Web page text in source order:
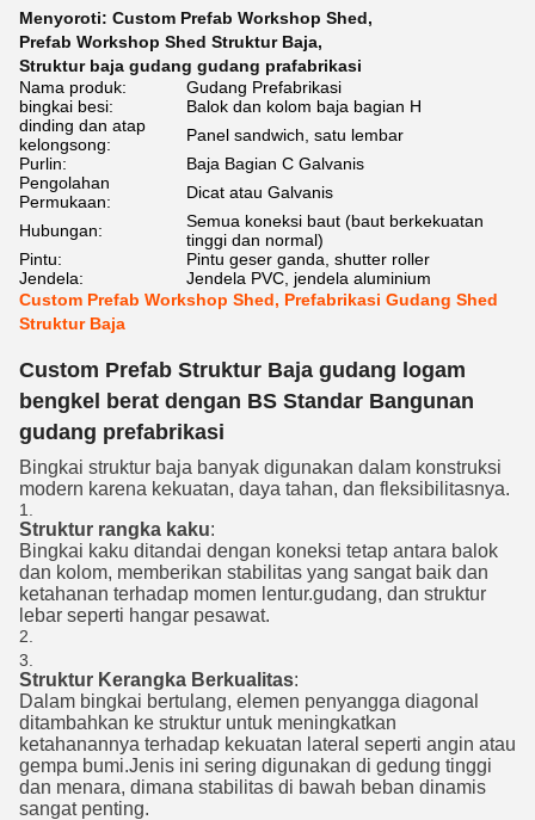
Menyoroti: Custom Prefab Workshop Shed,
Prefab Workshop Shed Struktur Baja,
Struktur baja gudang gudang prafabrikasi
Nama produk:
Gudang Prefabrikasi
bingkai besi:
Balok dan kolom baja bagian H
dinding dan atap
kelongsong:
Panel sandwich, satu lembar
Purlin:
Baja Bagian C Galvanis
Pengolahan
Permukaan:
Dicat atau Galvanis
Hubungan:
Semua koneksi baut (baut berkekuatan
tinggi dan normal)
Pintu:
Pintu geser ganda, shutter roller
Jendela:
Jendela PVC, jendela aluminium
Custom Prefab Workshop Shed, Prefabrikasi Gudang Shed
Struktur Baja
Custom Prefab Struktur Baja gudang logam
bengkel berat dengan BS Standar Bangunan
gudang prefabrikasi
Bingkai struktur baja banyak digunakan dalam konstruksi
modern karena kekuatan, daya tahan, dan fleksibilitasnya.
Struktur rangka kaku:
Bingkai kaku ditandai dengan koneksi tetap antara balok
dan kolom, memberikan stabilitas yang sangat baik dan
ketahanan terhadap momen lentur.gudang, dan struktur
lebar seperti hangar pesawat.
Struktur Kerangka Berkualitas:
Dalam bingkai bertulang, elemen penyangga diagonal
ditambahkan ke struktur untuk meningkatkan
ketahanannya terhadap kekuatan lateral seperti angin atau
gempa bumi.Jenis ini sering digunakan di gedung tinggi
dan menara, dimana stabilitas di bawah beban dinamis
sangat penting.